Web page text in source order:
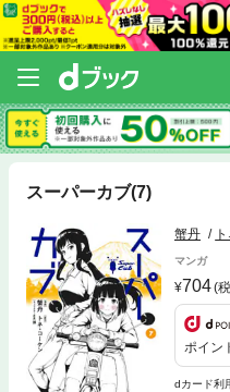
スーパーカブ(7)
蟹丹
マンガ
704(
ポイン
dカード利